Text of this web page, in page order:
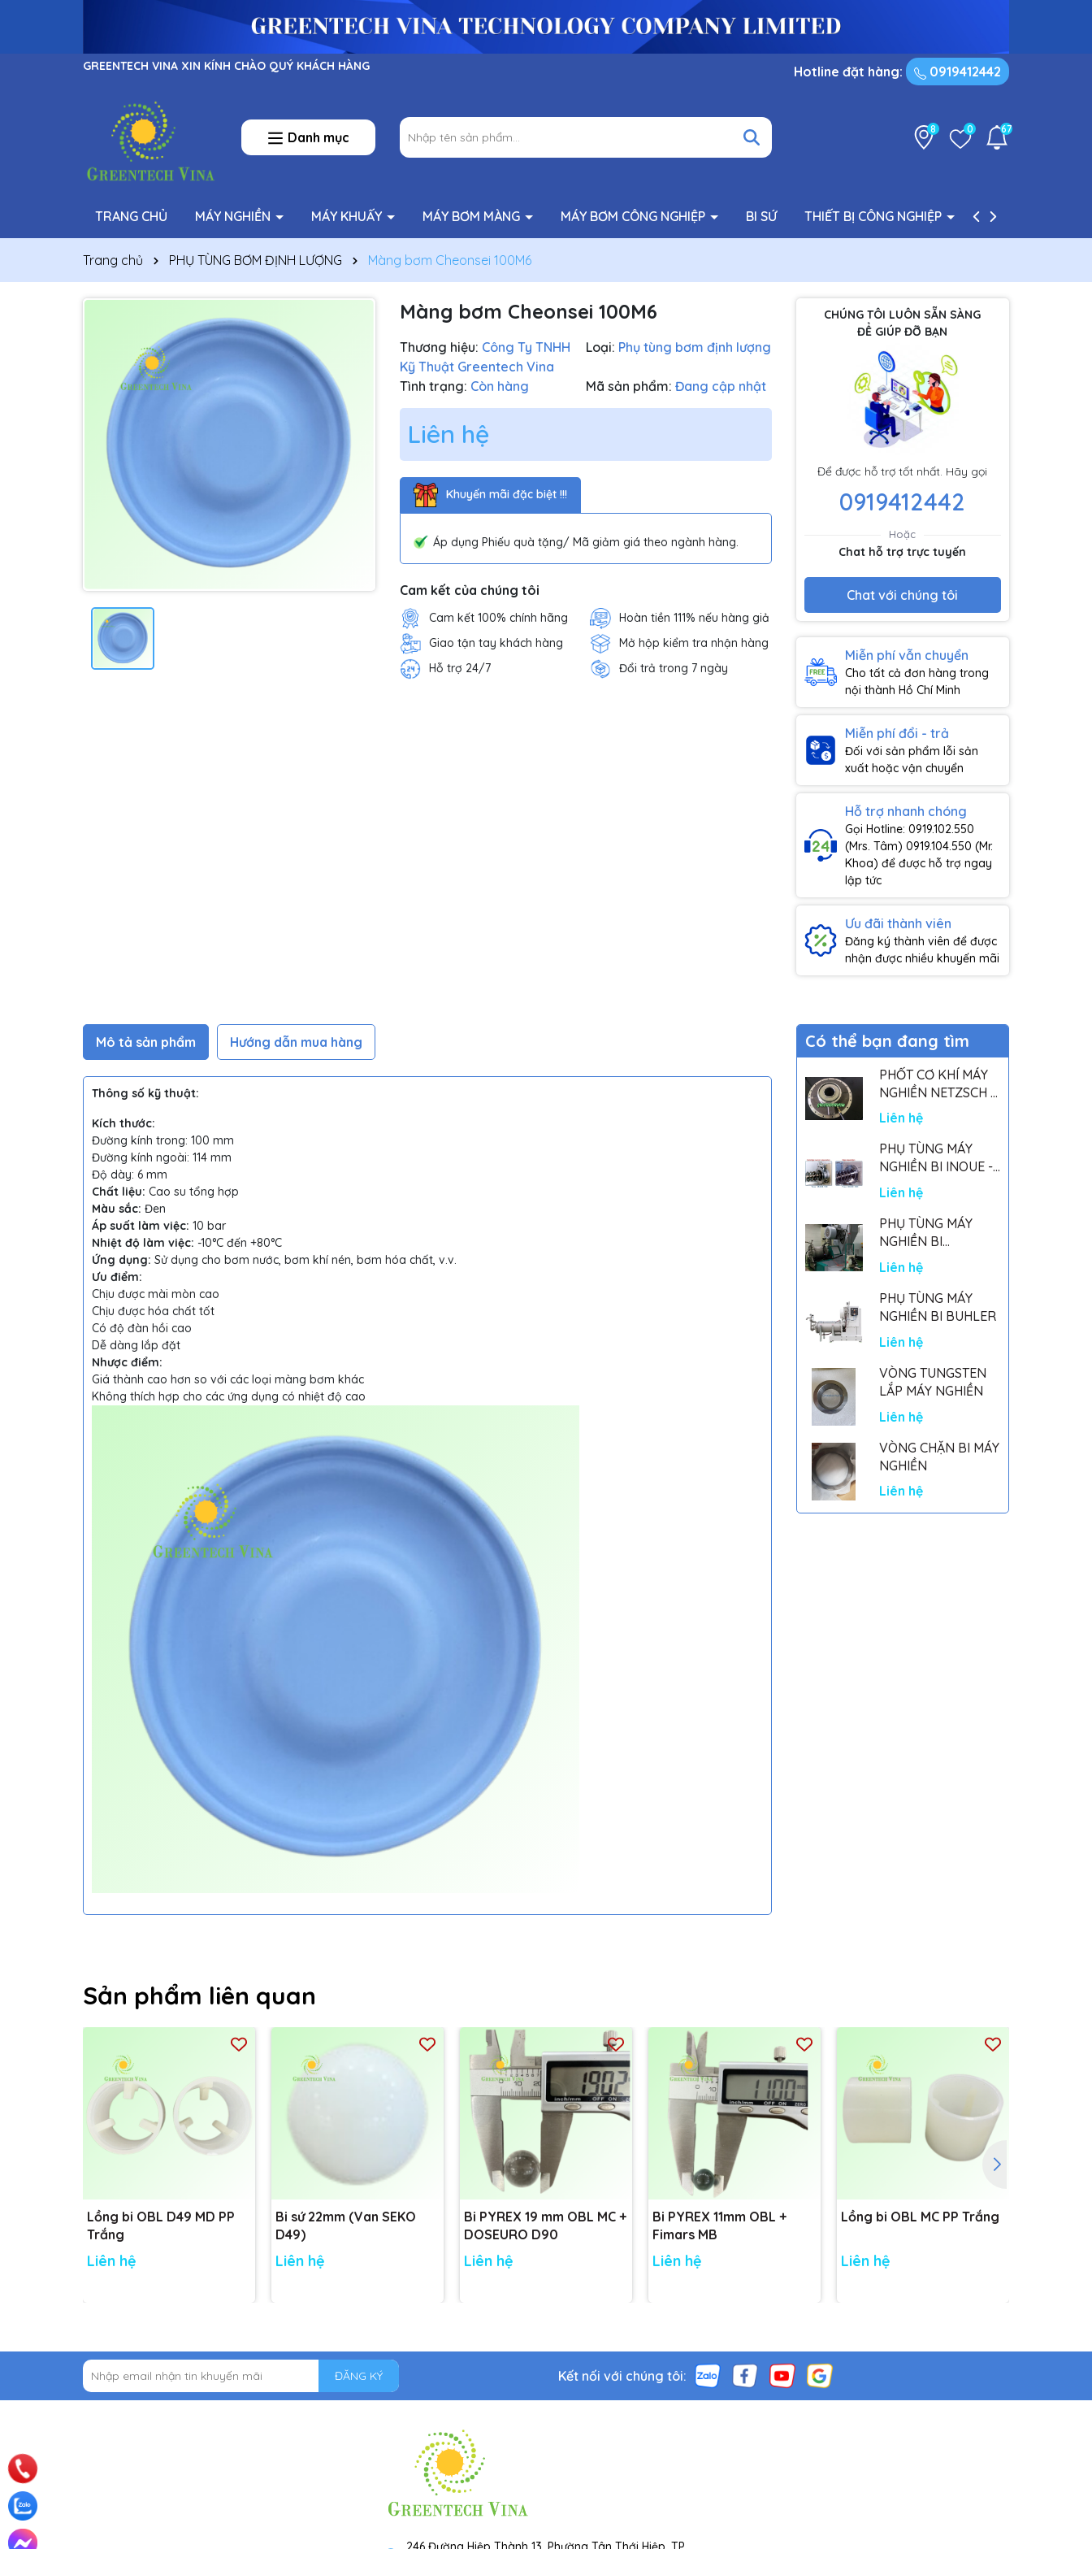
GREENTECH VINA XIN KÍNH CHÀO QUÝ KHÁCH HÀNG Hotline đặt hàng: 0919412442
Danh mục
8 0 67
TRANG CHỦ MÁY NGHIỀN MÁY KHUẤY MÁY BƠM MÀNG MÁY BƠM CÔNG NGHIỆP BI SỨ THIẾT BỊ CÔNG NGHIỆP PHỤ TÙNG BƠM
Trang chủ PHỤ TÙNG BƠM ĐỊNH LƯỢNG Màng bơm Cheonsei 100M6
Màng bơm Cheonsei 100M6
Thương hiệu: Công Ty TNHH
Kỹ Thuật Greentech Vina
Loại: Phụ tùng bơm định lượng
Tình trạng: Còn hàng Mã sản phẩm: Đang cập nhật
Liên hệ
Khuyến mãi đặc biệt !!!
Áp dụng Phiếu quà tặng/ Mã giảm giá theo ngành hàng.
Cam kết của chúng tôi
Cam kết 100% chính hãng
Hoàn tiền 111% nếu hàng giả
Giao tận tay khách hàng
Mở hộp kiểm tra nhận hàng
Hỗ trợ 24/7
Đổi trả trong 7 ngày
CHÚNG TÔI LUÔN SẴN SÀNG
ĐỂ GIÚP ĐỠ BẠN
Để được hỗ trợ tốt nhất. Hãy gọi
0919412442
Hoặc
Chat hỗ trợ trực tuyến
Chat với chúng tôi
Miễn phí vẫn chuyển
Cho tất cả đơn hàng trong
nội thành Hồ Chí Minh
Miễn phí đổi - trả
Đối với sản phẩm lỗi sản
xuất hoặc vận chuyển
Hỗ trợ nhanh chóng
Gọi Hotline: 0919.102.550
(Mrs. Tâm) 0919.104.550 (Mr.
Khoa) để được hỗ trợ ngay
lập tức
Ưu đãi thành viên
Đăng ký thành viên để được
nhận được nhiều khuyến mãi
Mô tả sản phẩm Hướng dẫn mua hàng
Thông số kỹ thuật:
Kích thước:
Đường kính trong: 100 mm
Đường kính ngoài: 114 mm
Độ dày: 6 mm
Chất liệu: Cao su tổng hợp
Màu sắc: Đen
Áp suất làm việc: 10 bar
Nhiệt độ làm việc: -10°C đến +80°C
Ứng dụng: Sử dụng cho bơm nước, bơm khí nén, bơm hóa chất, v.v.
Ưu điểm:
Chịu được mài mòn cao
Chịu được hóa chất tốt
Có độ đàn hồi cao
Dễ dàng lắp đặt
Nhược điểm:
Giá thành cao hơn so với các loại màng bơm khác
Không thích hợp cho các ứng dụng có nhiệt độ cao
Có thể bạn đang tìm
PHỐT CƠ KHÍ MÁY
NGHIỀN NETZSCH -
GERMANY
Liên hệ
PHỤ TÙNG MÁY
NGHIỀN BI INOUE -
PARTS FOR MHGII-
50 MIGHTY MILL
MARK II
Liên hệ
PHỤ TÙNG MÁY
NGHIỀN BI
NETSZCH
Liên hệ
PHỤ TÙNG MÁY
NGHIỀN BI BUHLER
Liên hệ
VÒNG TUNGSTEN
LẮP MÁY NGHIỀN
Liên hệ
VÒNG CHẶN BI MÁY
NGHIỀN
Liên hệ
Sản phẩm liên quan
Lồng bi OBL D49 MD PP
Trắng
Liên hệ
Bi sứ 22mm (Van SEKO
D49)
Liên hệ
Bi PYREX 19 mm OBL MC +
DOSEURO D90
Liên hệ
Bi PYREX 11mm OBL +
Fimars MB
Liên hệ
Lồng bi OBL MC PP Trắng
Liên hệ
ĐĂNG KÝ Kết nối với chúng tôi: